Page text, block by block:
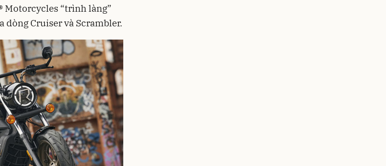
Motorcycles “trình làng”
Cruiser và Scrambler.